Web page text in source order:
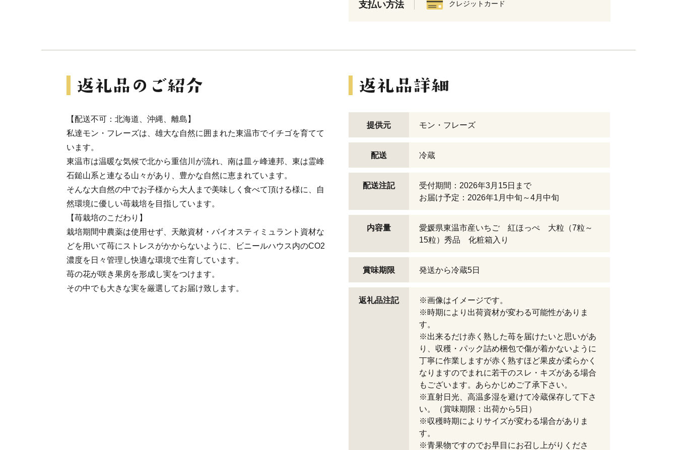
支払い方法 クレジットカード
【配送不可：北海道、沖縄、離島】
私達モン・フレーズは、雄大な自然に囲まれた東温市でイチゴを育てて
います。
東温市は温暖な気候で北から重信川が流れ、南は皿ヶ峰連邦、東は霊峰
石鎚山系と連なる山々があり、豊かな自然に恵まれています。
そんな大自然の中でお子様から大人まで美味しく食べて頂ける様に、自
然環境に優しい苺栽培を目指しています。
【苺栽培のこだわり】
栽培期間中農薬は使用せず、天敵資材・バイオスティミュラント資材な
どを用いて苺にストレスがかからないように、ビニールハウス内のCO2
濃度を日々管理し快適な環境で生育しています。
苺の花が咲き果房を形成し実をつけます。
その中でも大きな実を厳選してお届け致します。
提供元 モン・フレーズ
配送 冷蔵
配送注記
受付期間：2026年3月15日まで
お届け予定：2026年1月中旬～4月中旬
内容量
愛媛県東温市産いちご 紅ほっぺ 大粒（7粒～
15粒）秀品 化粧箱入り
賞味期限 発送から冷蔵5日
返礼品注記
※画像はイメージです。
※時期により出荷資材が変わる可能性がありま
す。
※出来るだけ赤く熟した苺を届けたいと思いがあ
り、収穫・パック詰め梱包で傷が着かないように
丁寧に作業しますが赤く熟すほど果皮が柔らかく
なりますのでまれに若干のスレ・キズがある場合
もございます。あらかじめご了承下さい。
※直射日光、高温多湿を避けて冷蔵保存して下さ
い。（賞味期限：出荷から5日）
※収穫時期によりサイズが変わる場合がありま
す。
※青果物ですのでお早目にお召し上がりくださ